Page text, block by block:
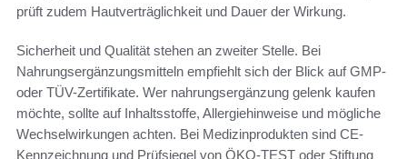
prüft zudem Hautverträglichkeit und Dauer der Wirkung.
Sicherheit und Qualität stehen an zweiter Stelle. Bei
Nahrungsergänzungsmitteln empfiehlt sich der Blick auf GMP-
oder TÜV-Zertifikate. Wer nahrungsergänzung gelenk kaufen
möchte, sollte auf Inhaltsstoffe, Allergiehinweise und mögliche
Wechselwirkungen achten. Bei Medizinprodukten sind CE-
Kennzeichnung und Prüfsiegel von ÖKO-TEST oder Stiftung